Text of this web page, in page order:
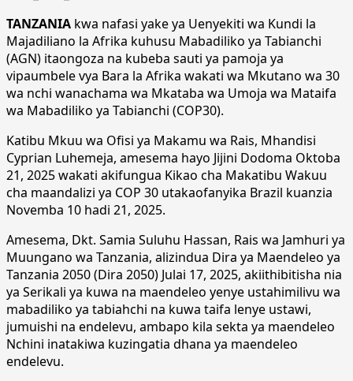
TANZANIA kwa nafasi yake ya Uenyekiti wa Kundi la
Majadiliano la Afrika kuhusu Mabadiliko ya Tabianchi
(AGN) itaongoza na kubeba sauti ya pamoja ya
vipaumbele vya Bara la Afrika wakati wa Mkutano wa 30
wa nchi wanachama wa Mkataba wa Umoja wa Mataifa
wa Mabadiliko ya Tabianchi (COP30).
Katibu Mkuu wa Ofisi ya Makamu wa Rais, Mhandisi
Cyprian Luhemeja, amesema hayo Jijini Dodoma Oktoba
21, 2025 wakati akifungua Kikao cha Makatibu Wakuu
cha maandalizi ya COP 30 utakaofanyika Brazil kuanzia
Novemba 10 hadi 21, 2025.
Amesema, Dkt. Samia Suluhu Hassan, Rais wa Jamhuri ya
Muungano wa Tanzania, alizindua Dira ya Maendeleo ya
Tanzania 2050 (Dira 2050) Julai 17, 2025, akiithibitisha nia
ya Serikali ya kuwa na maendeleo yenye ustahimilivu wa
mabadiliko ya tabiahchi na kuwa taifa lenye ustawi,
jumuishi na endelevu, ambapo kila sekta ya maendeleo
Nchini inatakiwa kuzingatia dhana ya maendeleo
endelevu.